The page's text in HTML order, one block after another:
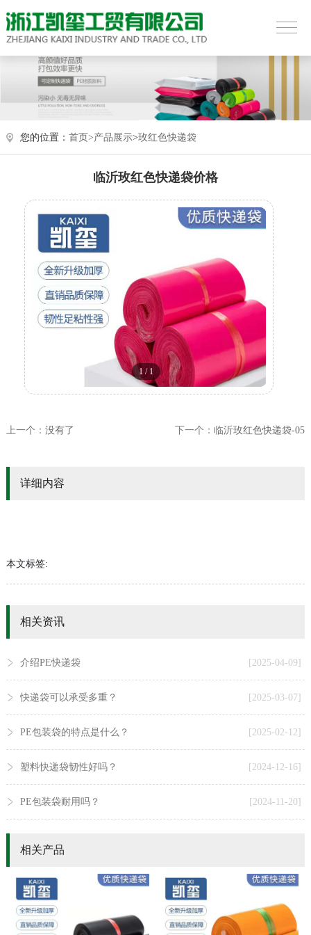
您的位置： 首页>产品展示>玫红色快递袋
临沂玫红色快递袋价格
1 / 1
上一个： 没有了 下一个：临沂玫红色快递袋-05
详细内容
本文标签:
相关资讯
[2025-04-09]
介绍PE快递袋
[2025-03-07]
快递袋可以承受多重？
[2025-02-12]
PE包装袋的特点是什么？
[2024-12-16]
塑料快递袋韧性好吗？
[2024-11-20]
PE包装袋耐用吗？
相关产品